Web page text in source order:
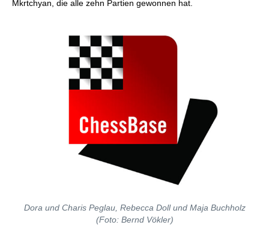
Mkrtchyan, die alle zehn Partien gewonnen hat.
Dora und Charis Peglau, Rebecca Doll und Maja Buchholz
(Foto: Bernd Vökler)